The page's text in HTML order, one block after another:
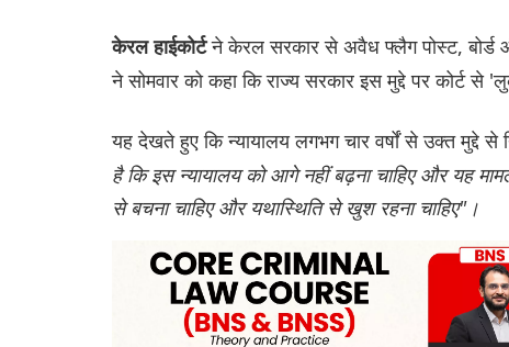
केरल हाईकोर्टने केरल सरकार से अवैध फ्लैग पोस्ट, बोर्ड
ने सोमवार को कहा कि राज्य सरकार इस मुद्दे पर कोर्ट
यह देखते हुए कि न्यायालय लगभग चार वर्षों से उक्त मुद्दे से
है कि इस न्यायालय को आगे नहीं बढ़ना चाहिए और यह
से बचना चाहिए और यथास्थिति से खुश रहना चाहिए"।